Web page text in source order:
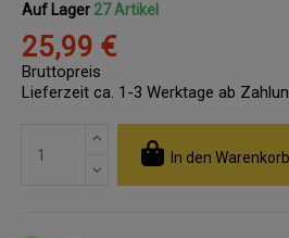
Auf Lager 27 Artikel
25,99 €
Bruttopreis
Lieferzeit ca. 1-3 Werktage ab
In den Warenkorb